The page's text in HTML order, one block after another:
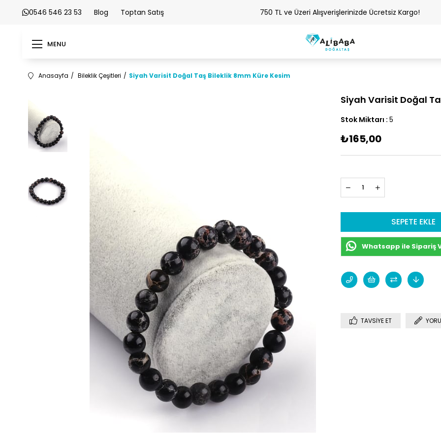
0546 546 23 53 Blog Toptan Satış 750 TL ve Üzeri Alışverişlerinizde Ücretsiz Kargo!
MENU
Anasayfa Bileklik Çeşitleri Siyah Varisit Doğal Taş Bileklik 8mm Küre Kesim
Siyah Varisit Doğal
Stok Miktarı : 5
₺165,00
Whatsapp ile Sipariş
TAVSIYE ET